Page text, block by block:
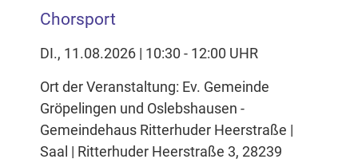
Chorsport
DI., 11.08.2026 | 10:30 - 12:00 UHR
Ort der Veranstaltung: Ev. Gemeinde
Gröpelingen und Oslebshausen -
Gemeindehaus Ritterhuder Heerstraße |
Saal | Ritterhuder Heerstraße 3, 28239